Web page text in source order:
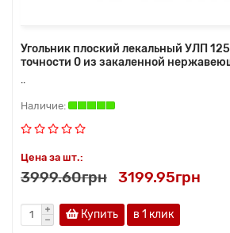
Угольник плоский лекальный УЛП
точности 0 из закаленной
Цена за шт.:
3999.60грн 3199.95грн
Купить в 1 клик